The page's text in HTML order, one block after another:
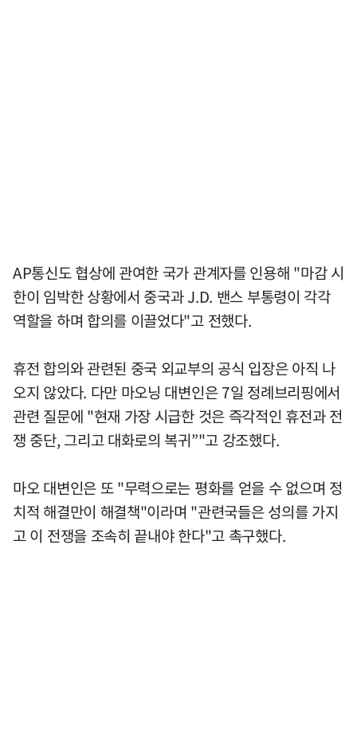
AP통신도 협상에 관여한 국가 관계자를 인용해 "마감 시
한이 임박한 상황에서 중국과 J.D. 밴스 부통령이 각각
역할을 하며 합의를 이끌었다"고 전했다.
휴전 합의와 관련된 중국 외교부의 공식 입장은 아직 나
오지 않았다. 다만 마오닝 대변인은 7일 정례브리핑에서
관련 질문에 "현재 가장 시급한 것은 즉각적인 휴전과 전
쟁 중단, 그리고 대화로의 복귀”"고 강조했다.
마오 대변인은 또 "무력으로는 평화를 얻을 수 없으며 정
치적 해결만이 해결책"이라며 "관련국들은 성의를 가지
고 이 전쟁을 조속히 끝내야 한다"고 촉구했다.